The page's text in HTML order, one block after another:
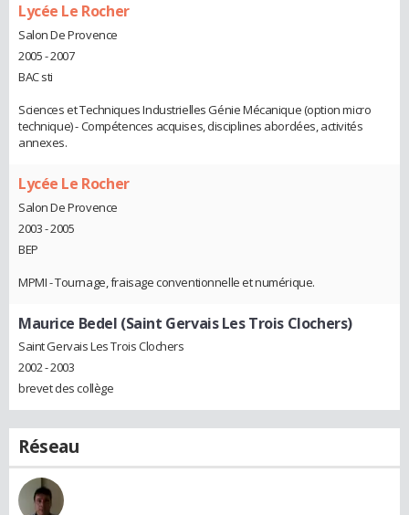
Lycée Le Rocher
Salon De Provence
2005 - 2007
BAC sti
Sciences et Techniques Industrielles Génie Mécanique (option micro
technique) - Compétences acquises, disciplines abordées, activités
annexes.
Lycée Le Rocher
Salon De Provence
2003 - 2005
BEP
MPMI - Tournage, fraisage conventionnelle et numérique.
Maurice Bedel (Saint Gervais Les Trois Clochers)
Saint Gervais Les Trois Clochers
2002 - 2003
brevet des collège
Réseau